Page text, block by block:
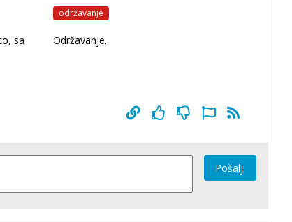
sa
održavanje
Održavanje.
Pošalji